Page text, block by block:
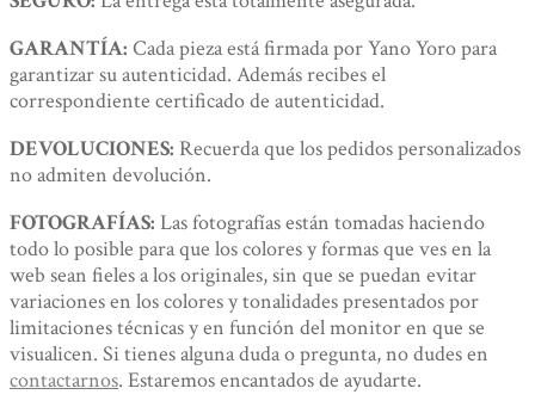
GARANTÍA: Cada pieza está firmada por Yano Yoro para
garantizar su autenticidad. Además recibes el
correspondiente certificado de autenticidad.
DEVOLUCIONES: Recuerda que los pedidos personalizados
no admiten devolución.
FOTOGRAFÍAS: Las fotografías están tomadas haciendo
todo lo posible para que los colores y formas que ves en la
web sean fieles a los originales, sin que se puedan evitar
variaciones en los colores y tonalidades presentados por
limitaciones técnicas y en función del monitor en que se
visualicen. Si tienes alguna duda o pregunta, no dudes en
contactarnos. Estaremos encantados de ayudarte.